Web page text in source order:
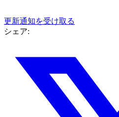
更新通知を受け取る
シェア: